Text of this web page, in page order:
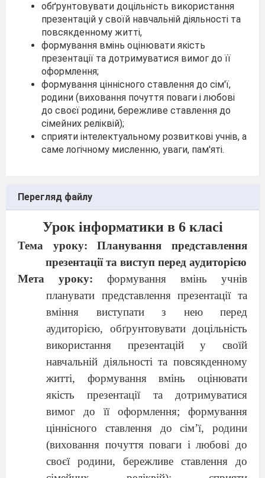
обґрунтовувати доцільність використання
презентацій у своїй навчальній діяльності та
повсякденному житті,
формування вмінь оцінювати якість
презентації та дотримуватися вимог до її
оформлення;
формування ціннісного ставлення до сім'ї,
родини (виховання почуття поваги і любові
до своєї родини, бережливе ставлення до
сімейних реліквій);
сприяти інтелектуальному розвиткові учнів, а
саме логічному мисленню, уваги, пам'яті.
Перегляд файлу
Урок інформатики в 6класі
Тема уроку: Планування представлення
презентації та виступ перед аудиторією
Мета уроку:
формування вмінь учнів
планувати представлення презентації та
вміння виступати з нею перед
аудиторією, обґрунтовувати доцільність
використання презентацій у своїй
навчальній діяльності та повсякденному
житті, формування вмінь оцінювати
якість презентації та дотримуватися
вимог до її оформлення; формування
ціннісного ставлення до сім’ї, родини
(виховання почуття поваги і любові до
своєї родини, бережливе ставлення до